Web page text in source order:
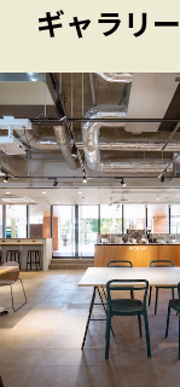
ギャラリー